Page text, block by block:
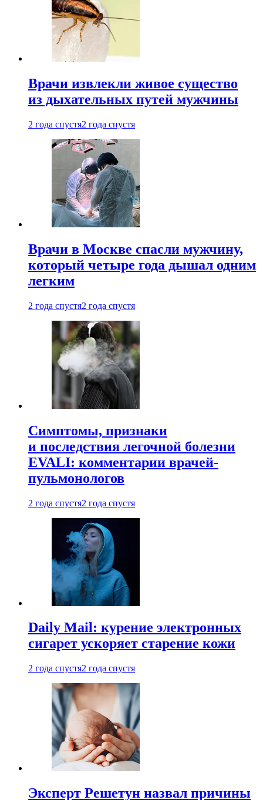
Врачи извлекли живое существо
из дыхательных путей мужчины
2 года спустя2 года спустя
Врачи в Москве спасли мужчину,
который четыре года дышал одним
легким
2 года спустя2 года спустя
Симптомы, признаки
и последствия легочной болезни
EVALI: комментарии врачей-
пульмонологов
2 года спустя2 года спустя
Daily Mail: курение электронных
сигарет ускоряет старение кожи
2 года спустя2 года спустя
Эксперт Решетун назвал причины